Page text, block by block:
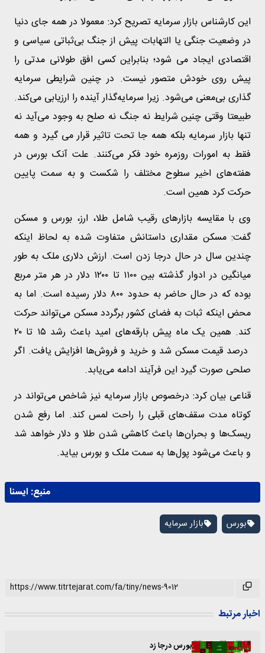
این کارشناس بازار سرمایه تصریح کرد: معمولا در همه جای دنیا
در وضعیت جنگی یا التهابات پیش از جنگ بی‌ثباتی سیاسی و
اقتصادی ایجاد می شود؛ بنابراین کسی افق طولانی مدتی را
پیش روی خودش متصور نیست. در چنین شرایطی سرمایه
گذاری بی‌معنی می‌شود. زیرا سرمایه‌گذار آینده را ارزیابی می‌کند.
طبیعتا وقتی چنین شرایط نه جنگ نه صلح به وجود می‌آید نه
تنها بازار سرمایه بلکه همه جا تحت تاثیر قرار می گیرد و همه
فقط به امورات روزمره خود فکر می‌کنند. علت آنک بورس در
هفته‌های اخیر سطوح مختلف را شکست و به سمت پایین
حرکت کرد همین است.
وی با مقایسه بازارهای رقیب شامل طلا، ارز، بورس و مسکن
گفت: مسکن مقداری داستانش متفاوت شده به لحاظ اینکه
چندین سال در حال درجا زدن است. ارزش دلاری ملک به طور
میانگین در ادوار گذشته بین ۱۱۰۰ تا ۱۲۰۰ دلار در هر متر مربع
بوده که در حال حاضر به حدود ۸۰۰ دلار رسیده است. اما به
محض اینکه ثبات به فضای کشور برگردد مسکن می‌تواند حرکت
کند. همین یک ماه پیش بارقه‌های امید باعث رشد ۱۵ تا ۲۰
درصد قیمت مسکن شد و خرید و فروش‌ها افزایش یافت. اگر
صلحی صورت گیرد این فرآیند ادامه می‌یابد.
قناعی بیان کرد: درخصوص بازار سرمایه نیز شاخص می‌تواند در
کوتاه مدت سقف‌های قبلی را راحت لمس کند. اما رفع شدن
ریسک‌ها و بحران‌ها باعث کاهشی شدن طلا و دلار خواهد شد
و باعث می‌شود پول‌ها به سمت ملک و بورس بیاید.
منبع: ايسنا
بورس بازار سرمایه
اخبار مرتبط
بورس درجا زد